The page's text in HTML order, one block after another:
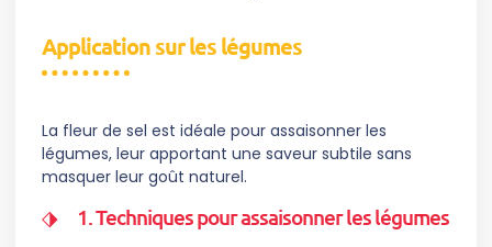
Application sur les légumes
La fleur de sel est idéale pour assaisonner les
légumes, leur apportant une saveur subtile sans
masquer leur goût naturel.
1. Techniques pour assaisonner les légumes